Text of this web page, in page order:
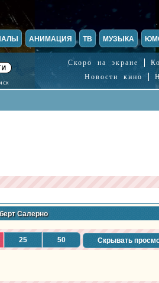
АНИМАЦИЯ ТВ МУЗЫКА
Скоро на экране
Новости кино
Салерно
25 50 Скрывать